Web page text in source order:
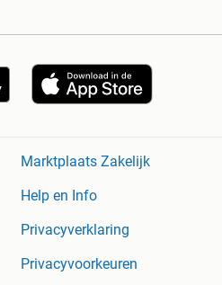
Marktplaats Zakelijk
Help en Info
Privacyverklaring
Privacyvoorkeuren